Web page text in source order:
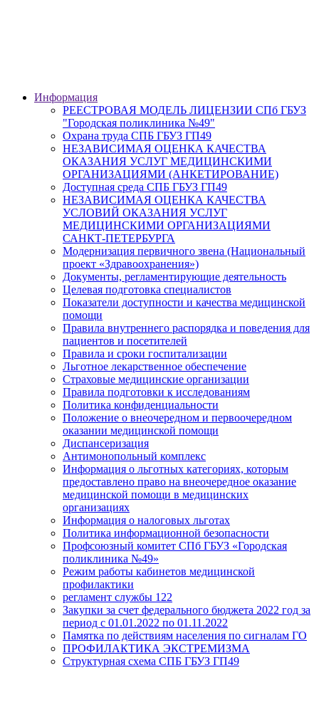
Информация
РЕЕСТРОВАЯ МОДЕЛЬ ЛИЦЕНЗИИ СПб ГБУЗ
"Городская поликлиника №49"
Охрана труда СПБ ГБУЗ ГП49
НЕЗАВИСИМАЯ ОЦЕНКА КАЧЕСТВА
ОКАЗАНИЯ УСЛУГ МЕДИЦИНСКИМИ
ОРГАНИЗАЦИЯМИ (АНКЕТИРОВАНИЕ)
Доступная среда СПБ ГБУЗ ГП49
НЕЗАВИСИМАЯ ОЦЕНКА КАЧЕСТВА
УСЛОВИЙ ОКАЗАНИЯ УСЛУГ
МЕДИЦИНСКИМИ ОРГАНИЗАЦИЯМИ
САНКТ-ПЕТЕРБУРГА
Модернизация первичного звена (Национальный
проект «Здравоохранения»)
Документы, регламентирующие деятельность
Целевая подготовка специалистов
Показатели доступности и качества медицинской
помощи
Правила внутреннего распорядка и поведения для
пациентов и посетителей
Правила и сроки госпитализации
Льготное лекарственное обеспечение
Страховые медицинские организации
Правила подготовки к исследованиям
Политика конфиденциальности
Положение о внеочередном и первоочередном
оказании медицинской помощи
Диспансеризация
Антимонопольный комплекс
Информация о льготных категориях, которым
предоставлено право на внеочередное оказание
медицинской помощи в медицинских
организациях
Информация о налоговых льготах
Политика информационной безопасности
Профсоюзный комитет СПб ГБУЗ «Городская
поликлиника №49»
Режим работы кабинетов медицинской
профилактики
регламент службы 122
Закупки за счет федерального бюджета 2022 год за
период с 01.01.2022 по 01.11.2022
Памятка по действиям населения по сигналам ГО
ПРОФИЛАКТИКА ЭКСТРЕМИЗМА
Структурная схема СПБ ГБУЗ ГП49